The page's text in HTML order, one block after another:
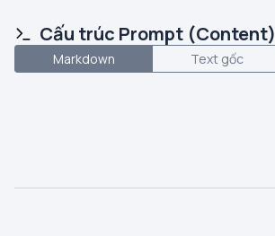
Cấu trúc Prompt (Content)
Markdown Text gốc